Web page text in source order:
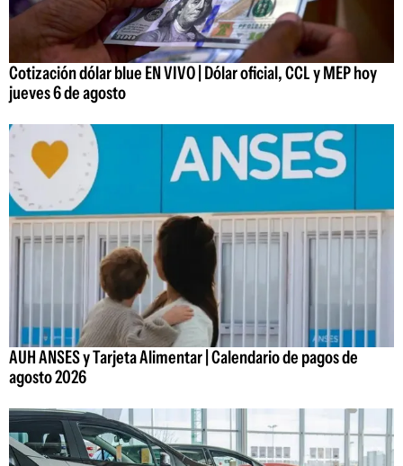
Cotización dólar blue EN VIVO | Dólar oficial, CCL y MEP hoy
jueves 6 de agosto
AUH ANSES y Tarjeta Alimentar | Calendario de pagos de
agosto 2026